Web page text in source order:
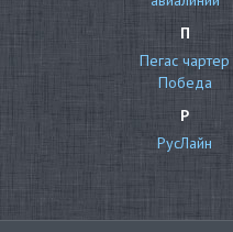
П
Пегас чартер
Победа
Р
РусЛайн